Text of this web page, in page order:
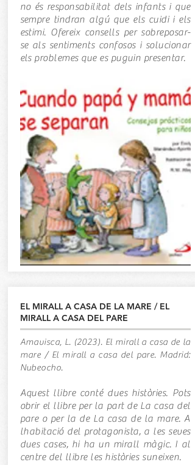
no és responsabilitat dels infants i que
sempre tindran algú que els cuidi i els
estimi. Ofereix consells per sobreposar-
se als sentiments confosos i solucionar
els problemes que es puguin presentar.
EL MIRALL A CASA DE LA MARE / EL
MIRALL A CASA DEL PARE
Amavisca, L. (2023). El mirall a casa de la
mare / El mirall a casa del pare. Madrid:
Nubeocho.
Aquest llibre conté dues històries. Pots
obrir el llibre per la part de La casa del
pare o per la de La casa de la mare. A
lhabitació del protagonista, a les seves
dues cases, hi ha un mirall màgic. I al
centre del llibre les històries suneixen.